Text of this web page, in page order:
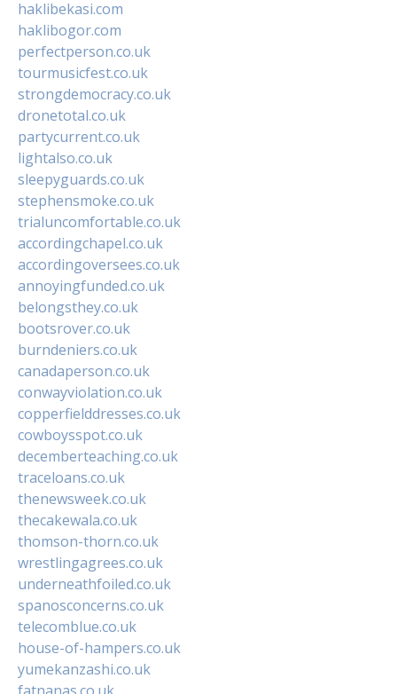
haklibekasi.com
haklibogor.com
perfectperson.co.uk
tourmusicfest.co.uk
strongdemocracy.co.uk
dronetotal.co.uk
partycurrent.co.uk
lightalso.co.uk
sleepyguards.co.uk
stephensmoke.co.uk
trialuncomfortable.co.uk
accordingchapel.co.uk
accordingoversees.co.uk
annoyingfunded.co.uk
belongsthey.co.uk
bootsrover.co.uk
burndeniers.co.uk
canadaperson.co.uk
conwayviolation.co.uk
copperfielddresses.co.uk
cowboysspot.co.uk
decemberteaching.co.uk
traceloans.co.uk
thenewsweek.co.uk
thecakewala.co.uk
thomson-thorn.co.uk
wrestlingagrees.co.uk
underneathfoiled.co.uk
spanosconcerns.co.uk
telecomblue.co.uk
house-of-hampers.co.uk
yumekanzashi.co.uk
fatnanas.co.uk